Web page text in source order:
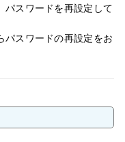
パスワードを再設定して
パスワードの再設定をお